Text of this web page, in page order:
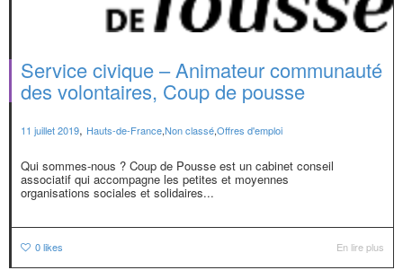
Service civique – Animateur communauté
des volontaires, Coup de pousse
11 juillet 2019, Hauts-de-France,Non classé,Offres d'emploi
Qui sommes-nous ? Coup de Pousse est un cabinet conseil
associatif qui accompagne les petites et moyennes
organisations sociales et solidaires...
0likes En lire plus